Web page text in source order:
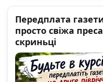
Передплата
просто свіжа
скриньці